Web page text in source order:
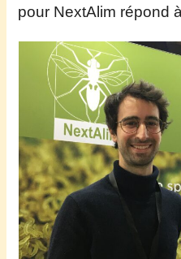
pour NextAlim répond